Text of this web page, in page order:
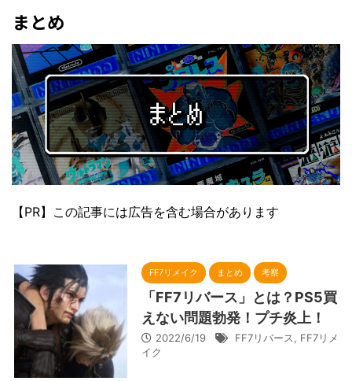
まとめ
【PR】この記事には広告を含む場合があります
FF7リメイク まとめ 考察
「FF7リバース」とは？PS5買
えない問題勃発！プチ炎上！
2022/6/19 FF7リバース, FF7リメ
イク